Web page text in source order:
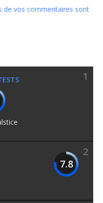
de vos commentaires sont
1
2
7.8